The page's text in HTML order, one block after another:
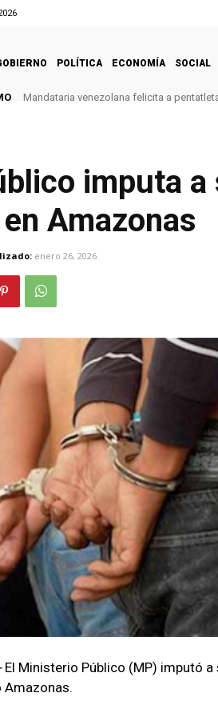
POLÍTICA ECONOMÍA SOCIAL
Mandataria venezolana felicita a
imputa
Amazonas
enero 26, 2026
El Ministerio Público (MP) imputó